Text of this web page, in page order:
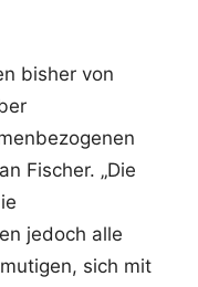
bisher von
Fischer. „Die
jedoch alle
sich mit